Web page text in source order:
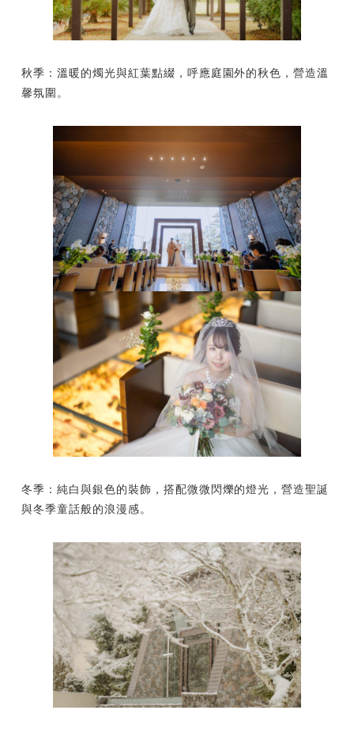
秋季：溫暖的燭光與紅葉點綴，呼應庭園外的秋色，營造溫
馨氛圍。
冬季：純白與銀色的裝飾，搭配微微閃爍的燈光，營造聖誕
與冬季童話般的浪漫感。